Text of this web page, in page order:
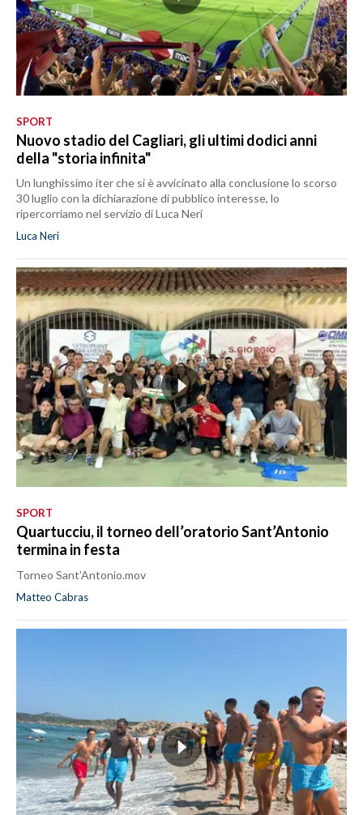
SPORT
Nuovo stadio del Cagliari, gli ultimi dodici anni
della "storia infinita"
Un lunghissimo iter che si è avvicinato alla conclusione lo scorso
30 luglio con la dichiarazione di pubblico interesse, lo
ripercorriamo nel servizio di Luca Neri
Luca Neri
SPORT
Quartucciu, il torneo dell’oratorio Sant’Antonio
termina in festa
Torneo Sant’Antonio.mov
Matteo Cabras